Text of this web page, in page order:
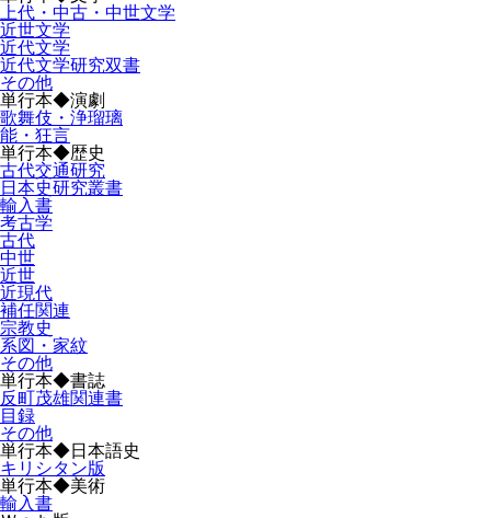
上代・中古・中世文学
近世文学
近代文学
近代文学研究双書
その他
単行本◆演劇
歌舞伎・浄瑠璃
能・狂言
単行本◆歴史
古代交通研究
日本史研究叢書
輸入書
考古学
古代
中世
近世
近現代
補任関連
宗教史
系図・家紋
その他
単行本◆書誌
反町茂雄関連書
目録
その他
単行本◆日本語史
キリシタン版
単行本◆美術
輸入書